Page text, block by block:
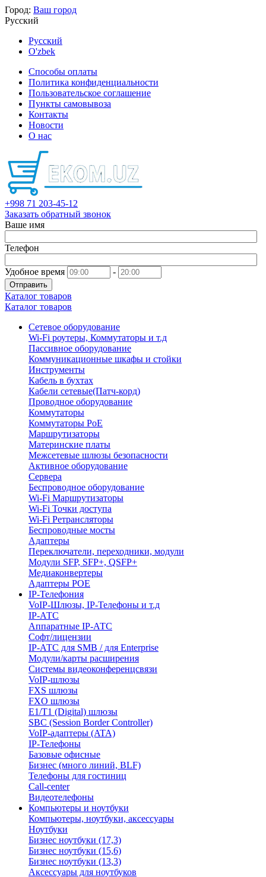
Город: Ваш город
Русский
Русский
O'zbek
Способы оплаты
Политика конфиденциальности
Пользовательское соглашение
Пункты самовывоза
Контакты
Новости
О нас
+998 71 203-45-12
Заказать обратный звонок
Ваше имя
Телефон
Удобное время -
Отправить
Каталог товаров
Каталог товаров
Сетевое оборудование
Wi-Fi роутеры, Коммутаторы и т.д
Пассивное оборудование
Коммуникационные шкафы и стойки
Инструменты
Кабель в бухтах
Кабели сетевые(Патч-корд)
Проводное оборудование
Коммутаторы
Коммутаторы PoE
Маршрутизаторы
Материнские платы
Межсетевые шлюзы безопасности
Активное оборудование
Сервера
Беспроводное оборудование
Wi-Fi Маршрутизаторы
Wi-Fi Точки доступа
Wi-Fi Ретрансляторы
Беспроводные мосты
Адаптеры
Переключатели, переходники, модули
Модули SFP, SFP+, QSFP+
Медиаконвертеры
Адаптеры POE
IP-Телефония
VoIP-Шлюзы, IP-Телефоны и т.д
IP-АТС
Аппаратные IP-АТС
Софт/лицензии
IP-АТС для SMB / для Enterprise
Модули/карты расширения
Системы видеоконференцсвязи
VoIP-шлюзы
FXS шлюзы
FXO шлюзы
E1/T1 (Digital) шлюзы
SBC (Session Border Controller)
VoIP-адаптеры (ATA)
IP-Телефоны
Базовые офисные
Бизнес (много линий, BLF)
Телефоны для гостиниц
Call-center
Видеотелефоны
Компьютеры и ноутбуки
Компьютеры, ноутбуки, аксессуары
Ноутбуки
Бизнес ноутбуки (17,3)
Бизнес ноутбуки (15,6)
Бизнес ноутбуки (13,3)
Аксессуары для ноутбуков